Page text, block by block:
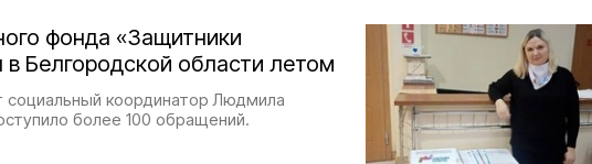
фонда «Защитники
в Белгородской области летом
координатор Людмила
более 100 обращений.